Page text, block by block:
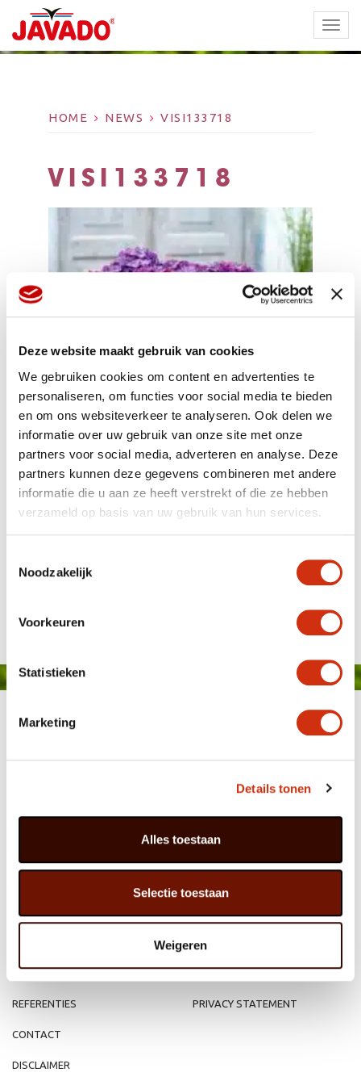
Deze website maakt gebruik van cookies
We gebruiken cookies om content en advertenties te
personaliseren, om functies voor social media te bieden
en om ons websiteverkeer te analyseren. Ook delen we
informatie over uw gebruik van onze site met onze
partners voor social media, adverteren en analyse. Deze
partners kunnen deze gegevens combineren met andere
informatie die u aan ze heeft verstrekt of die ze hebben
verzameld op basis van uw gebruik van hun services.
Noodzakelijk
Voorkeuren
Statistieken
Marketing
Details tonen
Alles toestaan
Selectie toestaan
Weigeren
HOME NEWS VISI133718
VISI133718
PRODUCTEN
REFERENTIES
NIEUWS
VACATURE
PRIVACY STATEMENT
CONTACT
DISCLAIMER